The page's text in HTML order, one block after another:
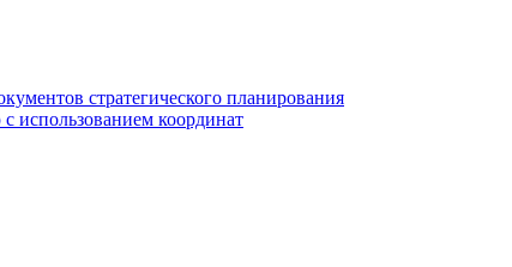
стратегического планирования
использованием координат